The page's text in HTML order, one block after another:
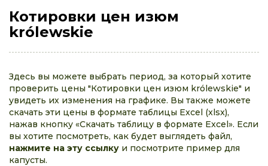
Котировки цен изюм
królewskie
Здесь вы можете выбрать период, за который хотите
проверить цены "Котировки цен изюм królewskie" и
увидеть их изменения на графике. Вы также можете
скачать эти цены в формате таблицы Excel (xlsx),
нажав кнопку «Скачать таблицу в формате Excel». Если
вы хотите посмотреть, как будет выглядеть файл,
нажмите на эту ссылку и посмотрите пример для
капусты.